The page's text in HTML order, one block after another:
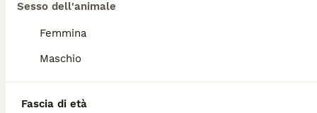
Sesso dell'animale
Femmina
Maschio
Fascia di età
Quanto costa un gatto Maine